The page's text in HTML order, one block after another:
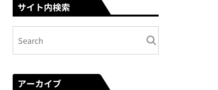
サイト内検索
アーカイブ